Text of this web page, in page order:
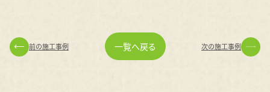
前の施工事例 一覧へ戻る 次の施工事例